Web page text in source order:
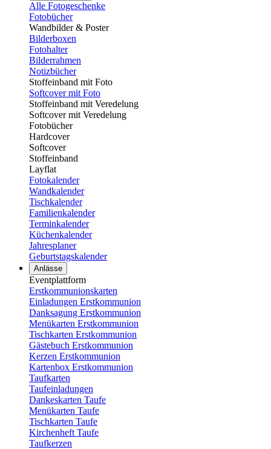
Alle Fotogeschenke
Fotobücher
Wandbilder & Poster
Bilderboxen
Fotohalter
Bilderrahmen
Notizbücher
Stoffeinband mit Foto
Softcover mit Foto
Stoffeinband mit Veredelung
Softcover mit Veredelung
Fotobücher
Hardcover
Softcover
Stoffeinband
Layflat
Fotokalender
Wandkalender
Tischkalender
Familienkalender
Terminkalender
Küchenkalender
Jahresplaner
Geburtstagskalender
Anlässe
Eventplattform
Erstkommunionskarten
Einladungen Erstkommunion
Danksagung Erstkommunion
Menükarten Erstkommunion
Tischkarten Erstkommunion
Gästebuch Erstkommunion
Kerzen Erstkommunion
Kartenbox Erstkommunion
Taufkarten
Taufeinladungen
Dankeskarten Taufe
Menükarten Taufe
Tischkarten Taufe
Kirchenheft Taufe
Taufkerzen